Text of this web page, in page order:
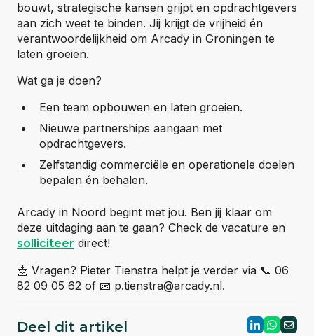
bouwt, strategische kansen grijpt en opdrachtgevers
aan zich weet te binden. Jij krijgt de vrijheid én
verantwoordelijkheid om Arcady in Groningen te
laten groeien.
Wat ga je doen?
Een team opbouwen en laten groeien.
Nieuwe partnerships aangaan met
opdrachtgevers.
Zelfstandig commerciële en operationele doelen
bepalen én behalen.
Arcady in Noord begint met jou. Ben jij klaar om
deze uitdaging aan te gaan? Check de vacature en
solliciteer direct!
📩 Vragen? Pieter Tienstra helpt je verder via 📞 06
82 09 05 62 of 📧 p.tienstra@arcady.nl.
Deel dit artikel